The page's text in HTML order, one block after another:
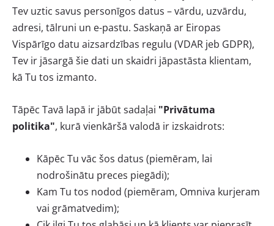
Tev uztic savus personīgos datus – vārdu, uzvārdu,
adresi, tālruni un e-pastu. Saskaņā ar Eiropas
Vispārīgo datu aizsardzības regulu (VDAR jeb GDPR),
Tev ir jāsargā šie dati un skaidri jāpastāsta klientam,
kā Tu tos izmanto.
Tāpēc Tavā lapā ir jābūt sadaļai "Privātuma
politika", kurā vienkāršā valodā ir izskaidrots:
Kāpēc Tu vāc šos datus (piemēram, lai
nodrošinātu preces piegādi);
Kam Tu tos nodod (piemēram, Omniva kurjeram
vai grāmatvedim);